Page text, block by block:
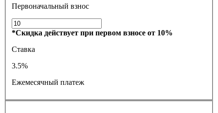
Первоначальный взнос
*Скидка действует при первом взносе от 10%
Ставка
3.5%
Ежемесячный платеж